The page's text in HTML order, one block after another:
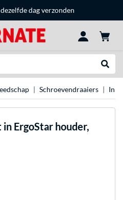
dag verzonden
Schroevendraaiers
ErgoStar houder,